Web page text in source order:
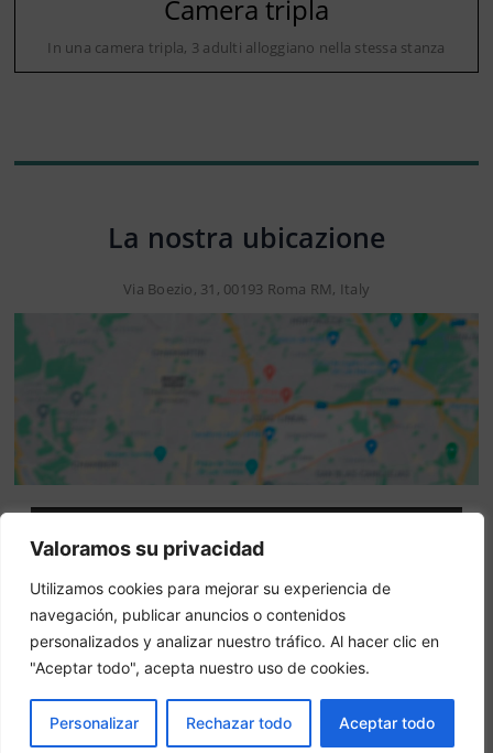
Valoramos su privacidad
Utilizamos cookies para mejorar su experiencia de
navegación, publicar anuncios o contenidos
personalizados y analizar nuestro tráfico. Al hacer clic en
"Aceptar todo", acepta nuestro uso de cookies.
Personalizar Rechazar todo Aceptar todo
Camera tripla
In una camera tripla, 3 adulti alloggiano nella stessa stanza
La nostra ubicazione
Via Boezio, 31, 00193 Roma RM, Italy
Attenzione: questo non è un sito ufficiale. Questo sito
contiene informazioni sull hotel e offre un servizio di
prenotazione online.
Siete il proprietario di questo sito web?–
Altri hotel in città
PRENOTA